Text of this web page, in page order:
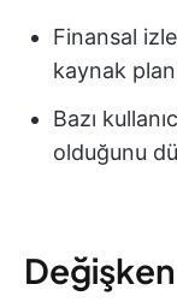
Finansal
kaynak
Bazı
olduğunu